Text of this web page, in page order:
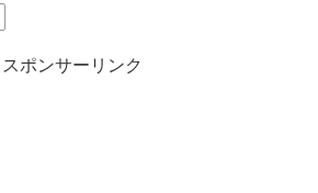
スポンサーリンク